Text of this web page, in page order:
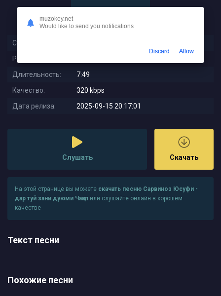
Слушали:
Размер:
Длительность:
7:49
Качество:
320 kbps
Дата релиза:
2025-09-15 20:17:01
Слушать Скачать
На этой странице вы можете скачать песню Сарвиноз Юсуфи -
дар туй зани дуюми Чақал или слушайте онлайн в хорошем
качестве
Текст песни
Похожие песни
muzokey.net
Would like to send you notifications
Discard Allow